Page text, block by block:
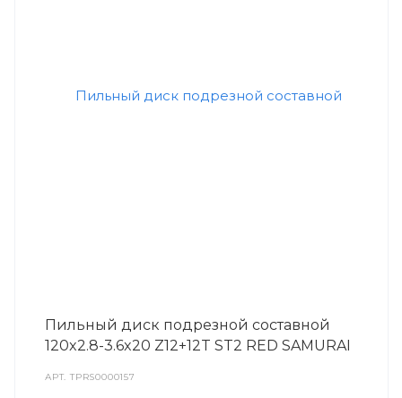
Пильный диск подрезной составной
120x2.8-3.6x20 Z12+12T ST2 RED SAMURAI
АРТ.TPRS0000157